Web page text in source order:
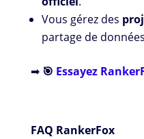
Vous gérez des
partage de
➡ 🎯 Essayez
FAQ RankerFox